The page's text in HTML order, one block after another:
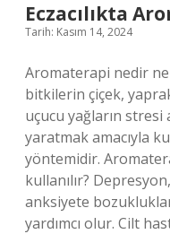
Eczacılıkta
Tarih: Kasım 14, 2024
Aromaterapi nedir
bitkilerin çiçek,
uçucu yağların
yaratmak amacıyla
yöntemidir.
kullanılır?
anksiyete
yardımcı olur. Cilt